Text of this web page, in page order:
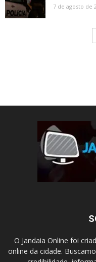
7 de agosto de
O Jandaia Online foi
online da cidade.